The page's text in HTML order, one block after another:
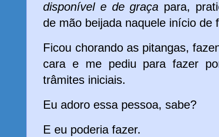
disponível e de graça para,
de mão beijada naquele início
Ficou chorando as pitangas,
cara e me pediu para fazer
trâmites iniciais.
Eu adoro essa pessoa, sabe?
E eu poderia fazer.